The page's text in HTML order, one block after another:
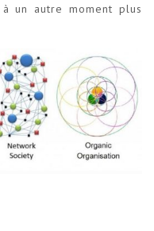
un autre moment plus